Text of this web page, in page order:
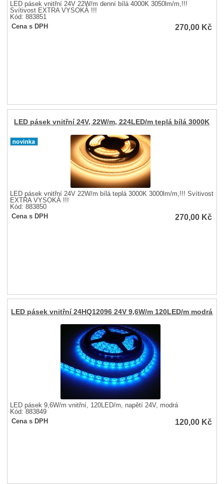
LED pásek vnitřní 24V 22W/m denní bílá 4000K 3050lm/m,!!!
Svítivost EXTRA VYSOKÁ !!!
Kód: 883851
Cena s DPH
270,00 Kč
LED pásek vnitřní 24V, 22W/m, 224LED/m teplá bílá 3000K
LED pásek vnitřní 24V 22W/m bílá teplá 3000K 3000lm/m,!!! Svítivost
EXTRA VYSOKÁ !!!
Kód: 883850
Cena s DPH
270,00 Kč
LED pásek vnitřní 24HQ12096 24V 9,6W/m 120LED/m modrá
LED pásek 9,6W/m vnitřní, 120LED/m, napětí 24V, modrá
Kód: 883849
Cena s DPH
120,00 Kč